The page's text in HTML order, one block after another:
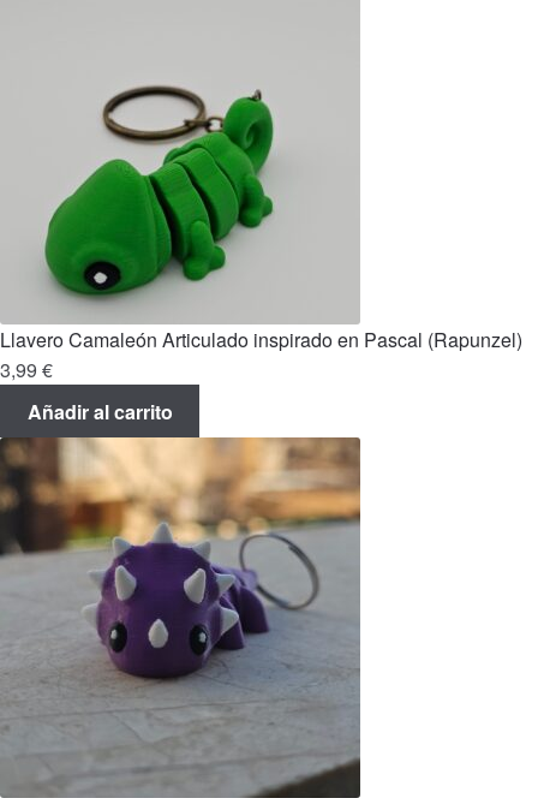
Llavero Camaleón Articulado inspirado en Pascal (Rapunzel)
3,99 €
Añadir al carrito